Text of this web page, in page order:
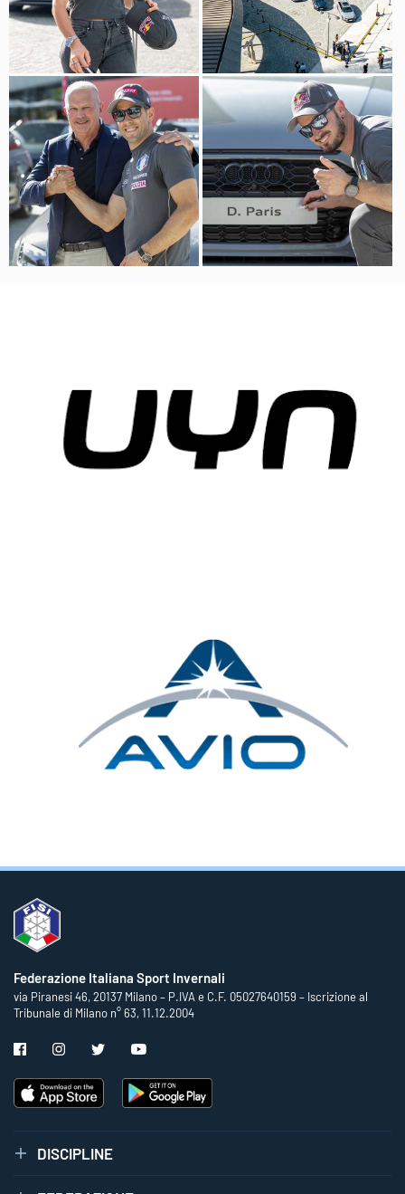
Federazione Italiana Sport Invernali
via Piranesi 46, 20137 Milano – P.IVA e C.F. 05027640159 – Iscrizione al
Tribunale di Milano n° 63, 11.12.2004
DISCIPLINE